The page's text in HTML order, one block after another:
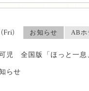
(Fri) お知らせ ABホ
児 全国版「ほっと一
らせ